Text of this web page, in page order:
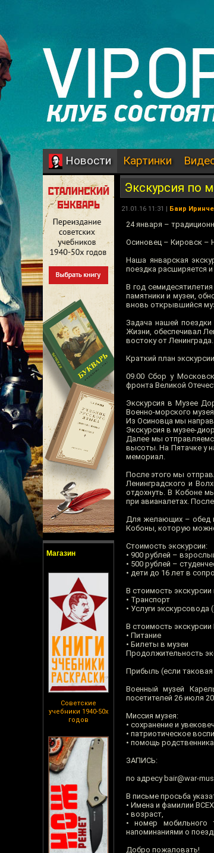
Новости Картинки
Магазин
Советские
учебники 1940-50х
годов
Экскурсия по
21.01.16 11:31 | Баир
24 января –
Осиновец – Кировск –
Наша январская
поездка расширяется
В год
памятники и музеи,
вновь открывшийся
Задача нашей
Жизни, обеспечивал
востоку от Ленинграда.
Краткий план экскурсии
09.00 Сбор у
фронта Великой
Экскурсия в Музее
Военно-морского
Из Осиновца мы
Экскурсия в музее-
Далее мы
высоты. На Пятачке у
мемориал.
После этого мы
Ленинградского и
отдохнуть. В Кобоне
при авианалетах.
Для желающих – обед
Кобоны, которую
Стоимость экскурсии:
• 900 рублей –
• 500 рублей –
• дети до 16 лет в
В стоимость экскурсии
• Транспорт
• Услуги
В стоимость
• Питание
• Билеты в музеи
Продолжительность
Прибыль (если
Военный музей
посетителей 26 июля
Миссия музея:
• сохранение и
• патриотическое
• помощь
ЗАПИСЬ:
по адресу bair@war-
В письме просьба
• Имена и фамилии
• возраст,
• номер мобильного
напоминаниями о
Добро пожаловать!